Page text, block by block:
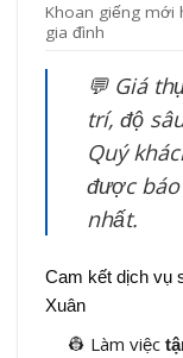
Khoan giếng mới
gia đình
💬 Giá
trí, độ
Quý
được
nhất.
Cam kết dịch vụ
Xuân
👷 Làm việc